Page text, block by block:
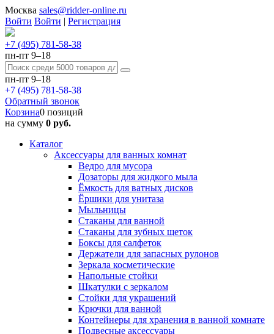
Москва sales@ridder-online.ru
Войти Войти | Регистрация
+7 (495) 781-58-38
пн-пт 9–18
пн-пт 9–18
+7 (495) 781-58-38
Обратный звонок
Корзина0 позиций
на сумму 0 руб.
Каталог
Аксессуары для ванных комнат
Ведро для мусора
Дозаторы для жидкого мыла
Ёмкость для ватных дисков
Ёршики для унитаза
Мыльницы
Стаканы для ванной
Стаканы для зубных щеток
Боксы для салфеток
Держатели для запасных рулонов
Зеркала косметические
Напольные стойки
Шкатулки с зеркалом
Стойки для украшений
Крючки для ванной
Контейнеры для хранения в ванной комнате
Подвесные аксессуары